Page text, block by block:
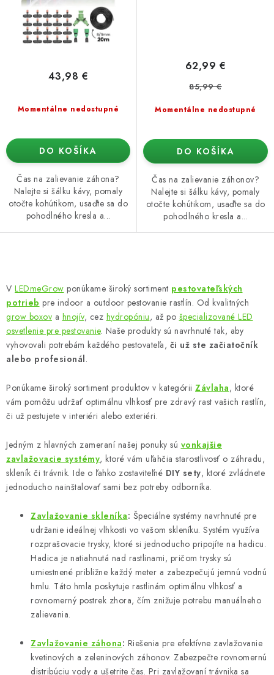
Momentálne nedostupné
43,98 €
DO KOŠÍKA
Čas na zalievanie záhona?
Nalejte si šálku kávy, pomaly
otočte kohútikom, usaďte sa do
pohodlného kresla a...
Momentálne nedostupné
62,99 €
85,99 €
DO KOŠÍKA
Čas na zalievanie záhonov?
Nalejte si šálku kávy, pomaly
otočte kohútikom, usaďte sa do
pohodlného kresla a...
v
l
á
d
a
c
i
e
p
v
k
y
v
V LEDmeGrow ponúkame široký sortiment pestovateľských
potrieb pre indoor a outdoor pestovanie rastlín. Od kvalitných
grow boxov a hnojív, cez hydropóniu, až po špecializované LED
osvetlenie pre pestovanie. Naše produkty sú navrhnuté tak, aby
vyhovovali potrebám každého pestovateľa, či už ste začiatočník
alebo profesionál.
Ponúkame široký sortiment produktov v kategórii Závlaha, ktoré
vám pomôžu udržať optimálnu vlhkosť pre zdravý rast vašich rastlín,
či už pestujete v interiéri alebo exteriéri.
Jedným z hlavných zameraní našej ponuky sú vonkajšie
zavlažovacie systémy, ktoré vám uľahčia starostlivosť o záhradu,
skleník či trávnik. Ide o ľahko zostaviteľné DIY sety, ktoré zvládnete
jednoducho nainštalovať sami bez potreby odborníka.
Zavlažovanie skleníka: Špeciálne systémy navrhnuté pre
udržanie ideálnej vlhkosti vo vašom skleníku. Systém využíva
rozprašovacie trysky, ktoré si jednoducho pripojíte na hadicu.
Hadica je natiahnutá nad rastlinami, pričom trysky sú
umiestnené približne každý meter a zabezpečujú jemnú vodnú
hmlu. Táto hmla poskytuje rastlinám optimálnu vlhkosť a
rovnomerný postrek zhora, čím znižuje potrebu manuálneho
zalievania.
Zavlažovanie záhona: Riešenia pre efektívne zavlažovanie
kvetinových a zeleninových záhonov. Zabezpečte rovnomernú
distribúciu vody a ušetrite čas. Pri zavlažovaní trávnika sa